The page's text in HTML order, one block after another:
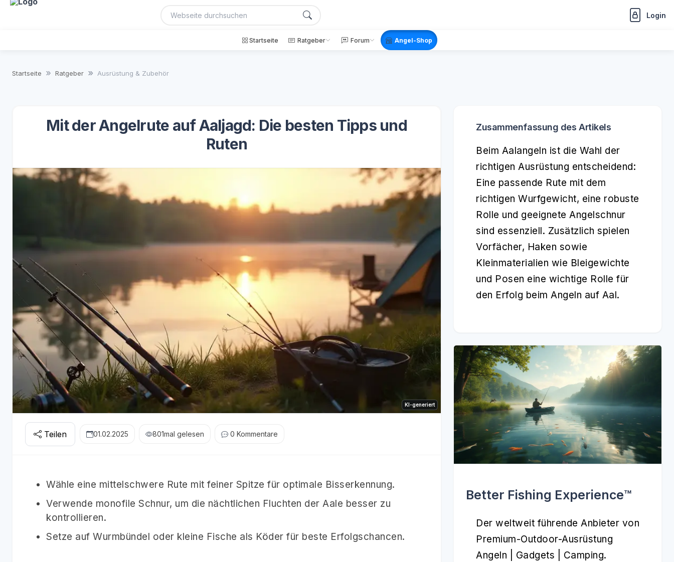
Login
Startseite Ratgeber Forum Angel-Shop
Startseite Ratgeber Ausrüstung & Zubehör
Mit der Angelrute auf Aaljagd: Die besten Tipps und
Ruten
KI-generiert
Teilen 01.02.2025 801mal gelesen 0 Kommentare
Wähle eine mittelschwere Rute mit feiner Spitze für optimale Bisserkennung.
Verwende monofile Schnur, um die nächtlichen Fluchten der Aale besser zu
kontrollieren.
Setze auf Wurmbündel oder kleine Fische als Köder für beste Erfolgschancen.
Zusammenfassung des Artikels
Beim Aalangeln ist die Wahl der
richtigen Ausrüstung entscheidend:
Eine passende Rute mit dem
richtigen Wurfgewicht, eine robuste
Rolle und geeignete Angelschnur
sind essenziell. Zusätzlich spielen
Vorfächer, Haken sowie
Kleinmaterialien wie Bleigewichte
und Posen eine wichtige Rolle für
den Erfolg beim Angeln auf Aal.
Better Fishing Experience™️
Der weltweit führende Anbieter von
Premium-Outdoor-Ausrüstung
Angeln | Gadgets | Camping.